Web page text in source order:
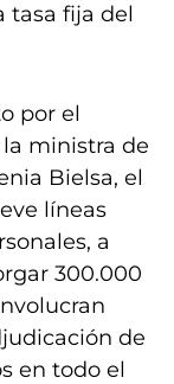
tasa fija del
por el
ministra de
Bielsa, el
líneas
a
300.000
de
en todo el